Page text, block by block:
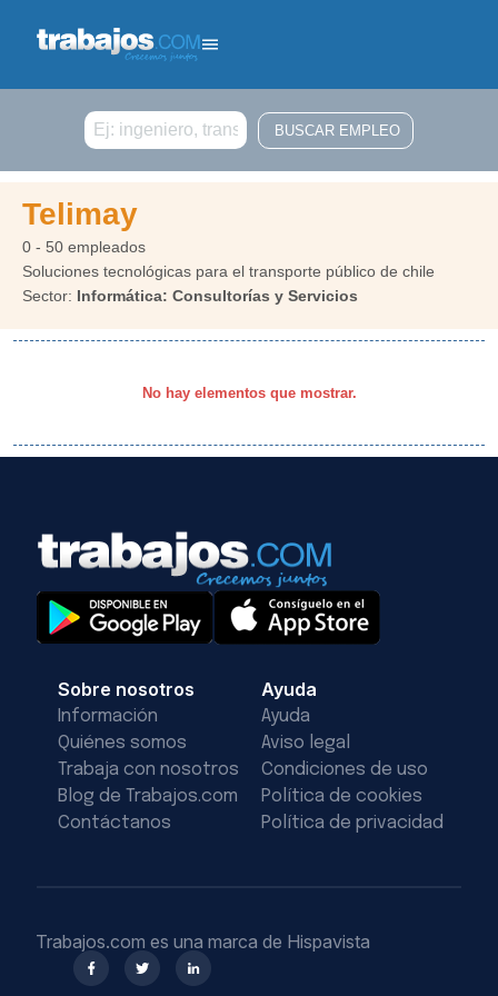
Buscar
Telimay
0 - 50 empleados
Soluciones tecnológicas para el transporte público de chile
Sector: Informática: Consultorías y Servicios
No hay elementos que mostrar.
Sobre nosotros
Información
Quiénes somos
Trabaja con nosotros
Blog de Trabajos.com
Contáctanos
Ayuda
Ayuda
Aviso legal
Condiciones de uso
Política de cookies
Política de privacidad
Trabajos.com es una marca de Hispavista